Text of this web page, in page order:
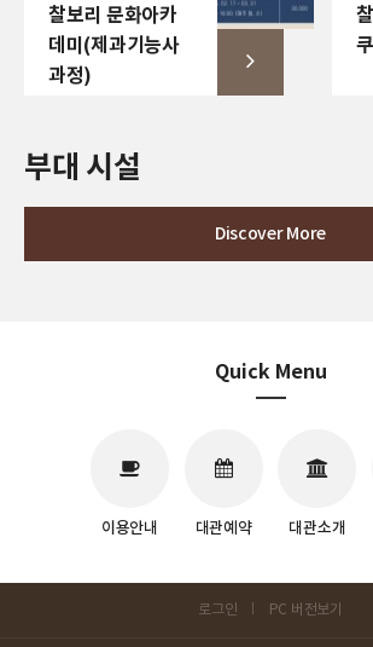
찰보리 문화아카
데미(제과기능사
과정)
부대 시설
Discover More
Quick Menu
이용안내 대관예약 대관소개
로그인 PC 버전보기